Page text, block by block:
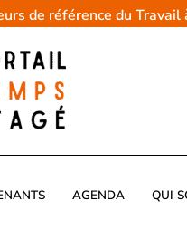
de référence du
AGENDA QUI